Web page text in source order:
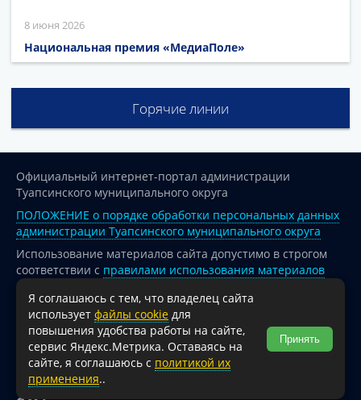
8 июня 2026
Национальная премия «МедиаПоле»
Горячие линии
Официальный интернет-портал администрации
Туапсинского муниципального округа
ПОЛОЖЕНИЕ о порядке обработки персональных данных
администрации Туапсинского муниципального округа
Использование материалов сайта допустимо в строгом
соответствии с правилами использования материалов
опубликованных на сайте
При перепечатке и использовании информации ссылка
на источник обязательна.
Для сайтов и страниц сети Интернет обязательна
активная гиперссылка на официальный интернет-портал
администрации Туапсинского муниципального округа.
Я соглашаюсь с тем, что владелец сайта
использует файлы cookie для
повышения удобства работы на сайте,
сервис Яндекс.Метрика. Оставаясь на
сайте, я соглашаюсь с политикой их
применения..
Принять